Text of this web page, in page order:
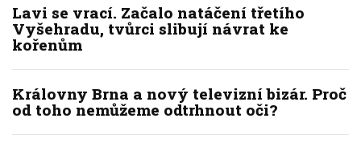
Lavi se vrací. Začalo natáčení třetího
Vyšehradu, tvůrci slibují návrat ke
kořenům
Královny Brna a nový televizní bizár. Proč
od toho nemůžeme odtrhnout oči?